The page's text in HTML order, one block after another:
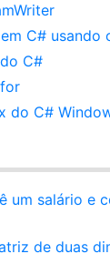
C# usando
C#
C#
salário e
de duas